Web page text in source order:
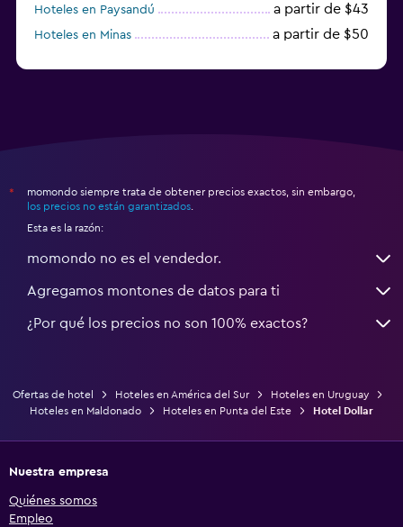
Hoteles en Paysandú a partir de $43
Hoteles en Minas a partir de $50
*
momondo siempre trata de obtener precios exactos, sin embargo,
los precios no están garantizados
Esta es la razón:
momondo no es el vendedor.
Agregamos montones de datos para ti
¿Por qué los precios no son 100% exactos?
Ofertas de hotel Hoteles en América del Sur
Hoteles en Uruguay
Hoteles en Maldonado
Hoteles en Punta del Este Hotel Dollar
Nuestra empresa
Quiénes somos
Empleo